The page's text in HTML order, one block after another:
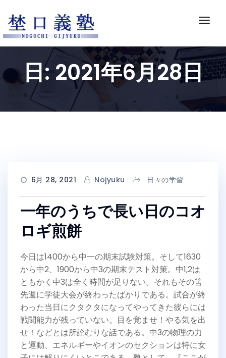
content
ナ
ゲ
ー
シ
ョ
ン
切
日:2021年6月28日
6月 28, 2021 Nojyuku 日々の学習
一年のうちで長い日のコオ
ロギ煎餅
今日は1400から中一の期末試験対策。そして1630
から中2、1900から中3の期末テスト対策。中1,2は
ともかく中3は全く時間が足りない。それもその筈
先週に学徒大会が終わったばかりである。試合が終
わった当日にクタクタになってやってきた彼らには
戦闘能力が残っていない。目を覚ませ！やる気を出
せ！などとは所詮むりな話である。中3の物理の力
と運動、エネルギーやイオンのセクションは特に女